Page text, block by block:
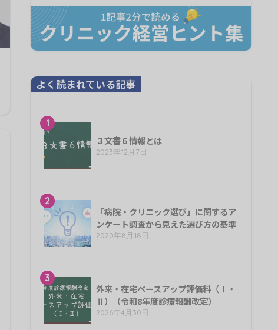
よく読まれている記事
1
３文書６情報とは
2023年12月7日
2
「病院・クリニック選び」に関するア
ンケート調査から見えた選び方の基準
2020年8月18日
3
外来・在宅ベースアップ評価料（Ⅰ・
Ⅱ）（令和8年度診療報酬改定）
2026年4月30日